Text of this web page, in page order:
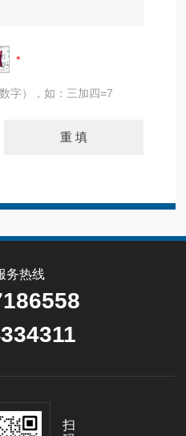
字），如：三加四=7
务热线
扫